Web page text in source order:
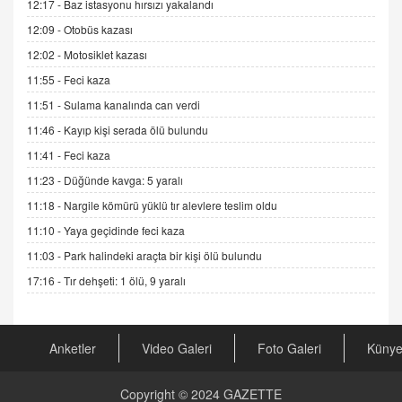
Sednaya
11.12.2024 12:30
DR. EKREM ASLAN
Gerçek Ne, Algı Ne? "Beraber Yürüyoruz"
Cümlesinin Peşinden
19.07.2025 12:45
GÖNÜL MENEKŞE
Şifacının Yolu
04.11.2025 12:56
AV. RÜMEYSA ÖZKALE
Kira Uyuşmazlıklarında Dava Açmadan Önce
Arabulucuya Başvuru Şartı
CAN UĞURATEŞ
Değişen yapısıyla Suriye
12:17 - Baz istasyonu hırsızı yakalandı
12:09 -Otobüs kazası
12:02 - Motosiklet kazası
11:55 - Feci kaza
11:51 -Sulama kanalında can verdi
11:46 - Kayıp kişi serada ölü bulundu
11:41 - Feci kaza
11:23 - Düğünde kavga: 5 yaralı
11:18 - Nargile kömürü yüklü tır alevlere teslim oldu
11:10 -Yaya geçidinde feci kaza
11:03 - Park halindeki araçta bir kişi ölü bulundu
17:16 -Tır dehşeti: 1 ölü, 9 yaralı
Anketler Video Galeri Foto Galeri Künye
Copyright © 2024 GAZETTE